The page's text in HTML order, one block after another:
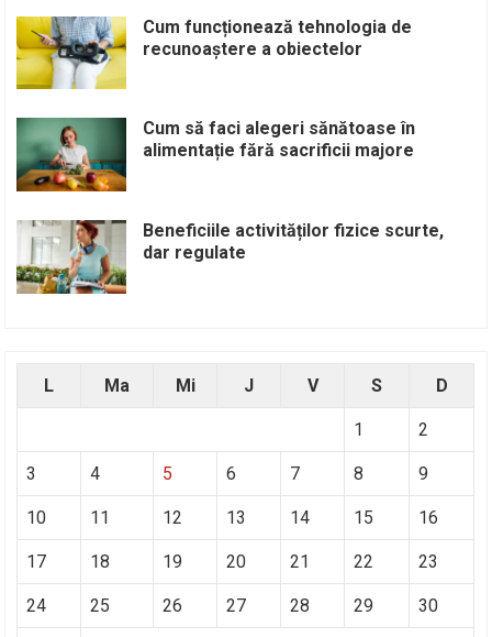
Cum funcționează tehnologia de
recunoaștere a obiectelor
Cum să faci alegeri sănătoase în
alimentație fără sacrificii majore
Beneficiile activităților fizice scurte,
dar regulate
L Ma Mi J V S D
1 2
3 4 5 6 7 8 9
10 11 12 13 14 15 16
17 18 19 20 21 22 23
24 25 26 27 28 29 30